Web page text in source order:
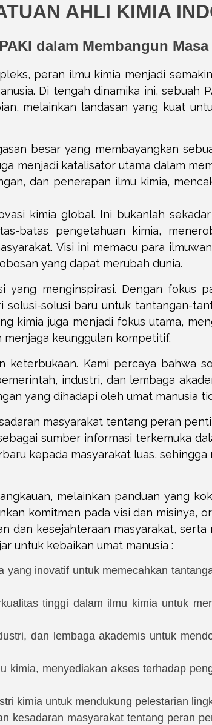
AHLI KIMIA
dalam Membangun
peran ilmu kimia menjadi
Di tengah dinamika ini, sebuah
melainkan landasan yang kuat
besar yang membayangkan
menjadi katalisator utama dalam
dan penerapan ilmu kimia,
kimia global. Ini bukanlah
batas pengetahuan kimia,
Visi ini memacu para
yang dapat merubah dunia.
yang menginspirasi. Dengan fokus
solusi baru untuk tantangan-
kimia juga menjadi fokus utama,
keunggulan kompetitif.
keterbukaan. Kami percaya bahwa
industri, dan lembaga
yang dihadapi oleh umat manusia
masyarakat tentang peran
sumber informasi terkemuka
kepada masyarakat luas,
melainkan panduan yang
komitmen pada visi dan misinya,
dan kesejahteraan masyarakat,
untuk kebaikan umat manusia :
inovatif untuk memecahkan
tinggi dalam ilmu kimia untuk
dan lembaga akademis untuk
kimia, menyediakan akses terhadap
kimia untuk mendukung pelestarian
kesadaran masyarakat tentang peran